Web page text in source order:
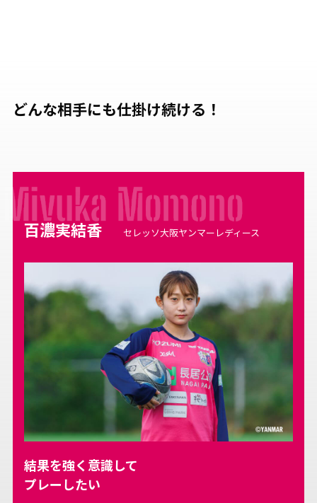
どんな相手にも仕掛け続ける！
百濃実結香 セレッソ大阪ヤンマーレディース
結果を強く意識して
プレーしたい